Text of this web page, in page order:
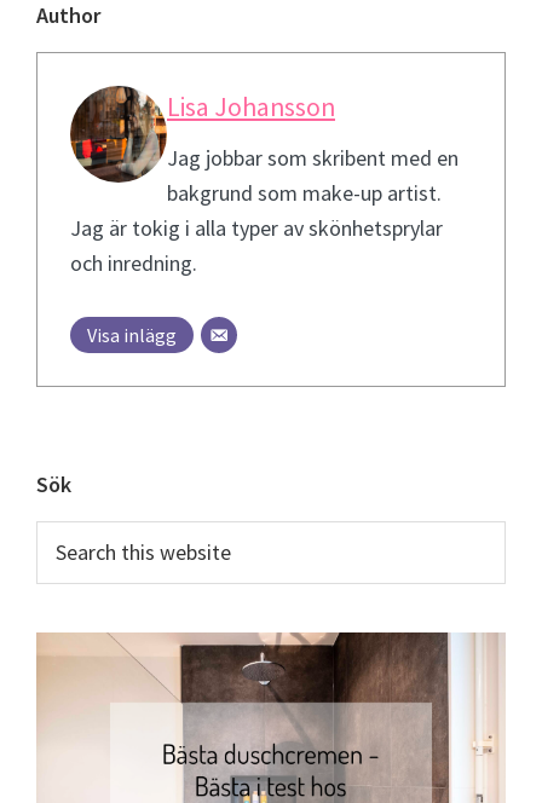
Author
Lisa Johansson
Jag jobbar som skribent med en
bakgrund som make-up artist.
Jag är tokig i alla typer av skönhetsprylar
och inredning.
Visa inlägg
Primary
Sidebar
Sök
this